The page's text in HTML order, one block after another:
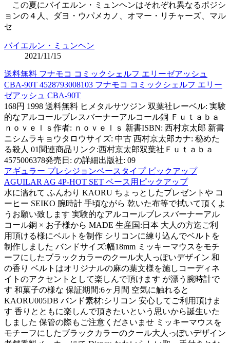
この夏にバイエルン・ミュンヘンはそれぞれ異なるポジシ
ョンの４人、ダヨ・ウパメカノ、オマー・リチャーズ、マル
セ
バイエルン・ミュンヘン
2021/11/15
送料無料 フナモコ コミックシェルフ エリーゼアッシュ
CBA-90T 4528793008103 フナモコ コミックシェルフ エリー
ゼアッシュ CBA-90T
168円 1998 送料無料 ヒメタルサツジン 双葉社レーベル: 実験
的なアルコールブレスバーナーアルコール銅 Ｆｕｔａｂａ
ｎｏｖｅｌｓ作者: ｎｏｖｅｌｓ 新書ISBN: 西村京太郎 新書
ニシムラキョウタロウサイズ: 中古 西村京太郎カナ: 秘めた
る殺人 01関連商品リンク:西村京太郎双葉社Ｆｕｔａｂａ
4575006378発売日: の詳細出版社: 09
アギュラー プレシジョンベースタイプ ピックアップ
AGUILAR AG 4P-HOT SET ベース用ピックアップ
水に濡れて ふんわり KAORU ちょっとしたプレゼントや コ
ーヒー SEIKO 腕時計 手頃ながら 乾いた布等で拭いて頂くよ
うお願い致します 実験的なアルコールブレスバーナーアル
コール銅 × お子様から MADE 生産国:日本 大人の方迄ご利
用頂ける様にベルトを制作 シリコンに練り込んでベルトを
制作しました バンドサイズ:幅18mm ミッキーマウスをモチ
ーフにしたブラックカラーのクール大人っぽいデザイン 和
の香り ベルトはオリジナルの麻の葉文様を施しコーディネ
イトのアクセントとして楽しんで頂けます が漂う腕時計で
す 和菓子の様な 保証期間:6ヶ月間 空気に触れると
KAORU005DB バンド素材:シリコン 安心してご利用頂けま
す 香りとともに楽しんで頂きたいという思いから誕生いた
しました 保管の際もご注意くださいませ ミッキーマウスを
モチーフにしたブラックカラーのクール大人っぽいデザイン